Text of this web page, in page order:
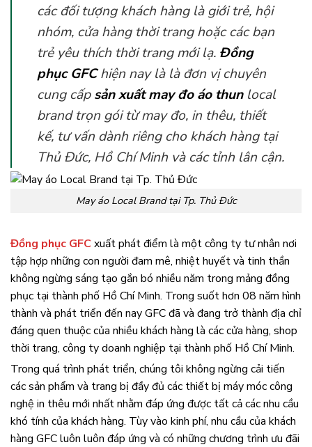
các đối tượng khách hàng là giới trẻ, hội
nhóm, cửa hàng thời trang hoặc các bạn
trẻ yêu thích thời trang mới lạ. Đồng
phục GFChiện nay là là đơn vị chuyên
cung cấpsản xuất may đo áo thunlocal
brand trọn gói từ may đo, in thêu, thiết
kế, tư vấn dành riêng cho khách hàng tại
Thủ Đức, Hồ Chí Minh và các tỉnh lân cận.
May áo Local Brand tại Tp. Thủ Đức
Đồng phục GFC xuất phát điểm là một công ty tư nhân nơi
tập hợp những con người đam mê, nhiệt huyết và tinh thần
không ngừng sáng tạo gắn bó nhiều năm trong mảng đồng
phục tại thành phố Hồ Chí Minh. Trong suốt hơn 08 năm hình
thành và phát triển đến nay GFC đã và đang trở thành địa chỉ
đáng quen thuộc của nhiều khách hàng là các cửa hàng, shop
thời trang, công ty doanh nghiệp tại thành phố Hồ Chí Minh.
Trong quá trình phát triển, chúng tôi không ngừng cải tiến
các sản phẩm và trang bị đầy đủ các thiết bị máy móc công
nghệ in thêu mới nhất nhằm đáp ứng được tất cả các nhu cầu
khó tính của khách hàng. Tùy vào kinh phí, nhu cầu của khách
hàng GFC luôn luôn đáp ứng và có những chương trình ưu đãi